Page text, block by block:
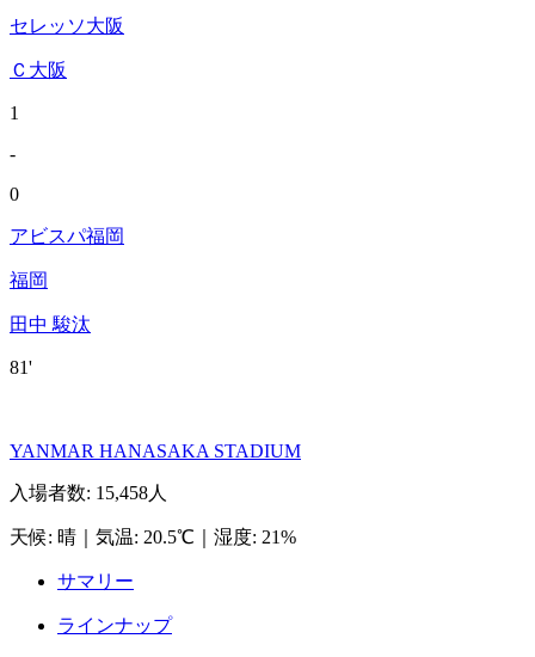
セレッソ大阪
Ｃ大阪
1
-
0
アビスパ福岡
福岡
田中 駿汰
81'
YANMAR HANASAKA STADIUM
入場者数: 15,458人
天候: 晴 気温: 20.5℃ 湿度: 21%
サマリー
ラインナップ